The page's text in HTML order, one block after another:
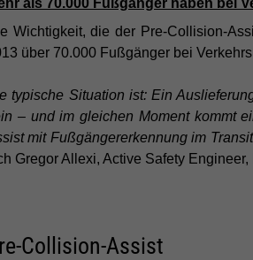
Wichtigkeit, die der Pre-Collision-
über 70.000 Fußgänger bei
typische Situation ist: Ein
– und im gleichen Moment kommt
mit Fußgängererkennung im
Gregor Allexi, Active Safety Engineer,
Collision-Assist